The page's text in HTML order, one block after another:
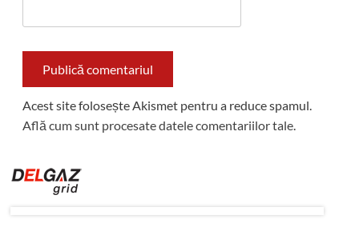
Acest site folosește Akismet pentru a reduce spamul.
Află cum sunt procesate datele comentariilor tale.